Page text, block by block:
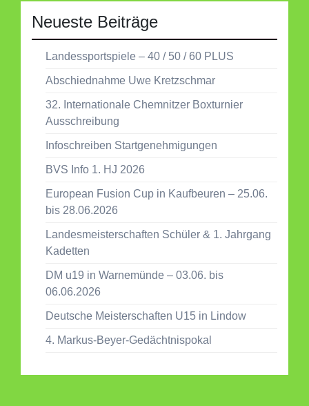
Neueste Beiträge
Landessportspiele – 40 / 50 / 60 PLUS
Abschiednahme Uwe Kretzschmar
32. Internationale Chemnitzer Boxturnier
Ausschreibung
Infoschreiben Startgenehmigungen
BVS Info 1. HJ 2026
European Fusion Cup in Kaufbeuren – 25.06.
bis 28.06.2026
Landesmeisterschaften Schüler & 1. Jahrgang
Kadetten
DM u19 in Warnemünde – 03.06. bis
06.06.2026
Deutsche Meisterschaften U15 in Lindow
4. Markus-Beyer-Gedächtnispokal